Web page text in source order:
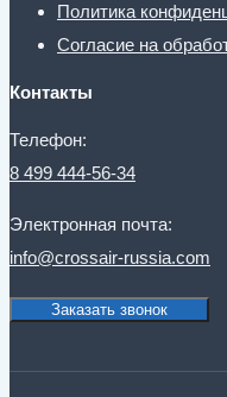
Политика
Согласие на
Контакты
Телефон:
8 499 444-56-34
Электронная почта:
info@crossair-russia.com
Заказать звонок